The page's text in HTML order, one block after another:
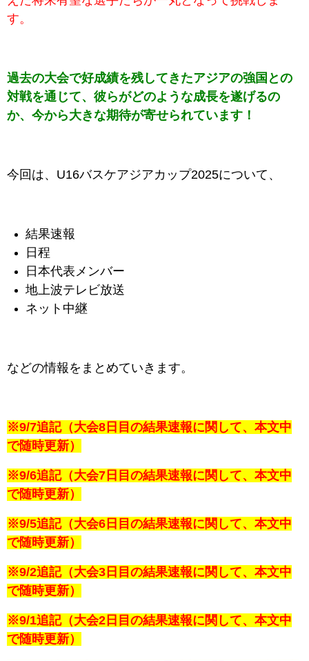
す。
過去の大会で好成績を残してきたアジアの強国との
対戦を通じて、彼らがどのような成長を遂げるの
か、今から大きな期待が寄せられています！
今回は、 U16バスケアジアカップ2025について、
結果速報
日程
日本代表メンバー
地上波テレビ放送
ネット中継
などの情報をまとめていきます。
※9/7追記（大会8日目の結果速報に関して、本文中
で随時更新）
※9/6追記（大会7日目の結果速報に関して、本文中
で随時更新）
※9/5追記（大会6日目の結果速報に関して、本文中
で随時更新）
※9/2追記（大会3日目の結果速報に関して、本文中
で随時更新）
※9/1追記（大会2日目の結果速報に関して、本文中
で随時更新）